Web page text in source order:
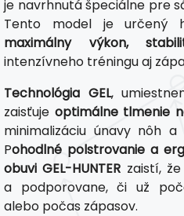
je navrhnutá špeciálne pre
Tento model je určený
maximálny výkon,
intenzívneho tréningu aj
Technológia GEL,
zaisťuje optimálne tlmenie
minimalizáciu únavy nôh
Pohodlné polstrovanie a
obuvi GEL-HUNTER zaistí,
a podporovane, či už
alebo počas zápasov.